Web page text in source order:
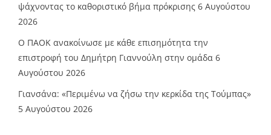
ψάχνοντας το καθοριστικό βήμα πρόκρισης 6 Αυγούστου
2026
Ο ΠΑΟΚ ανακοίνωσε με κάθε επισημότητα την
επιστροφή του Δημήτρη Γιαννούλη στην ομάδα 6
Αυγούστου 2026
Γιανσάνα: «Περιμένω να ζήσω την κερκίδα της Τούμπας»
5 Αυγούστου 2026